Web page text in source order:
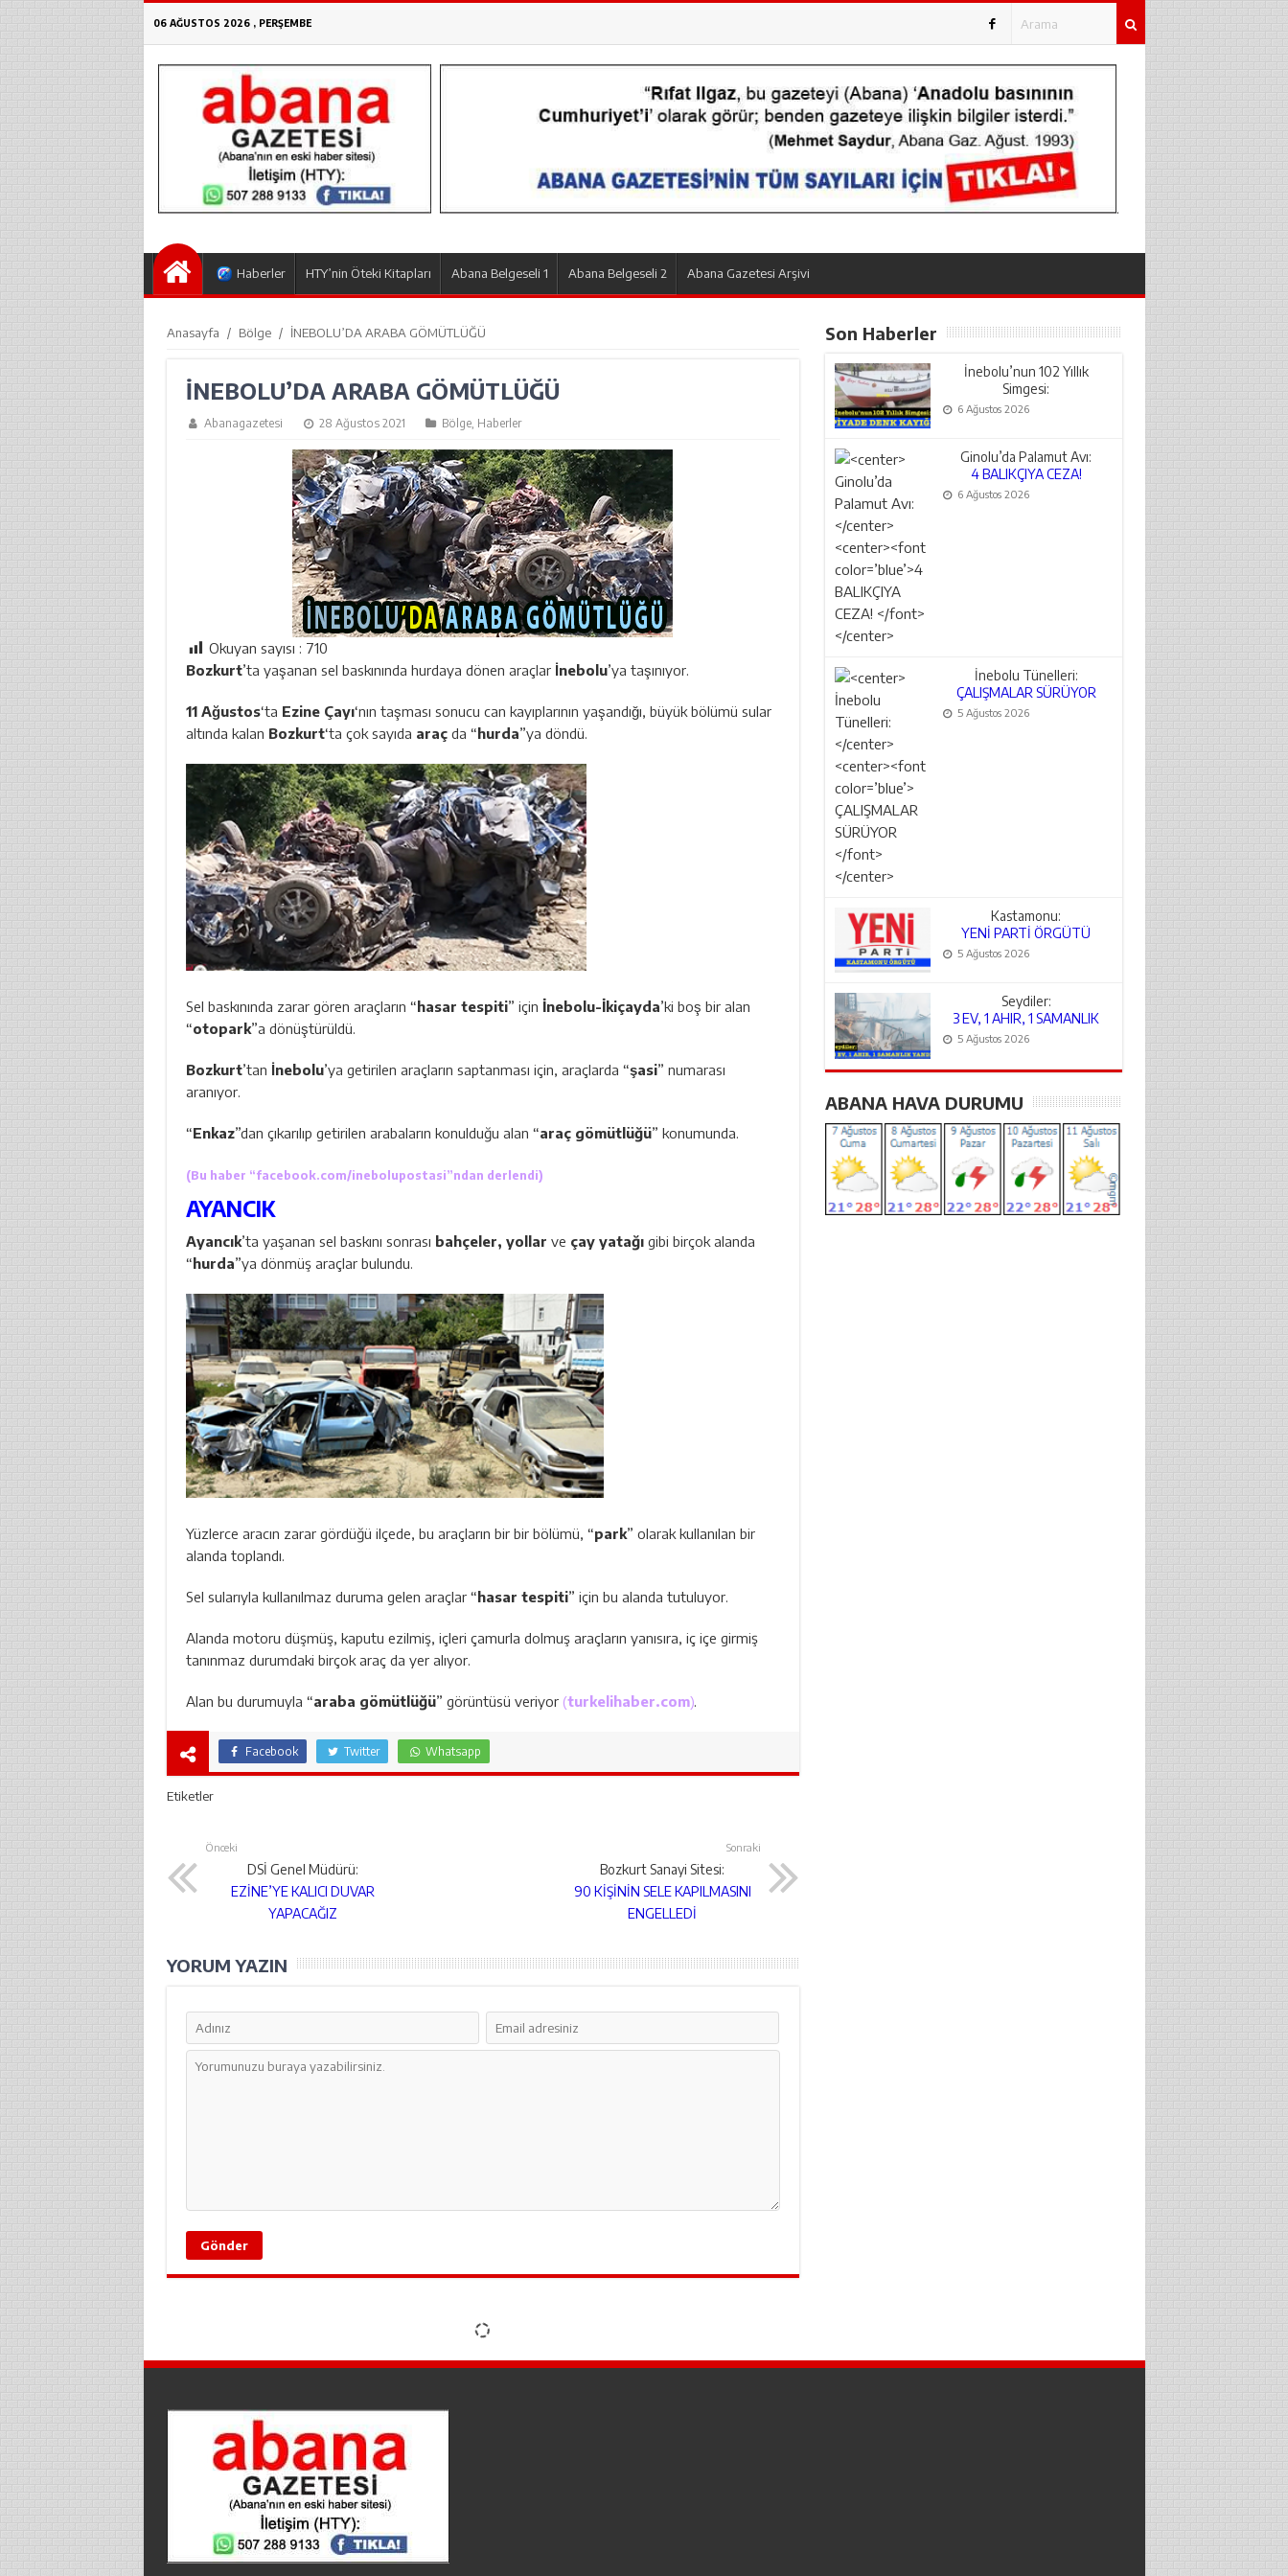
06 AĞUSTOS 2026 , PERŞEMBE
.
Haberler HTY’nin Öteki Kitapları Abana Belgeseli 1 Abana Belgeseli 2 Abana Gazetesi Arşivi
Anasayfa / Bölge / İNEBOLU’DA ARABA GÖMÜTLÜĞÜ
İNEBOLU’DA ARABA GÖMÜTLÜĞÜ
Abanagazetesi 28 Ağustos 2021 Bölge, Haberler
Okuyan sayısı : 710
Bozkurt’ta yaşanan sel baskınında hurdaya dönen araçlar İnebolu’ya taşınıyor.
11 Ağustos‘ta Ezine Çayı‘nın taşması sonucu can kayıplarının yaşandığı, büyük bölümü sular
altında kalan Bozkurt‘ta çok sayıda araçda “hurda”ya döndü.
Sel baskınında zarar gören araçların “ hasar tespiti” için İnebolu-İkiçayda’ki boş bir alan
“otopark”a dönüştürüldü.
Bozkurt’tan İnebolu’ya getirilen araçların saptanması için, araçlarda “şasi” numarası
aranıyor.
“Enkaz”dan çıkarılıp getirilen arabaların konulduğu alan “araç gömütlüğü” konumunda.
(Bu haber “facebook.com/inebolupostasi”ndan derlendi)
AYANCIK
Ayancık’ta yaşanan sel baskını sonrası bahçeler, yollar ve çay yatağıgibi birçok alanda
“ hurda”ya dönmüş araçlar bulundu.
Yüzlerce aracın zarar gördüğü ilçede, bu araçların bir bir bölümü, “park” olarak kullanılan bir
alanda toplandı.
Sel sularıyla kullanılmaz duruma gelen araçlar “hasar tespiti” için bu alanda tutuluyor.
Alanda motoru düşmüş, kaputu ezilmiş, içleri çamurla dolmuş araçların yanısıra, iç içe girmiş
tanınmaz durumdaki birçok araç da yer alıyor.
Alan bu durumuyla “araba gömütlüğü” görüntüsü veriyor (turkelihaber.com).
Facebook Twitter Whatsapp
Etiketler
Önceki
DSİ Genel Müdürü:
EZİNE’YE KALICI DUVAR
YAPACAĞIZ
Sonraki
Bozkurt Sanayi Sitesi:
90 KİŞİNİN SELE KAPILMASINI
ENGELLEDİ
YORUM YAZIN
Son Haberler
İnebolu’nun 102 Yıllık
Simgesi:
PİYADE DENK KAYIĞI
6 Ağustos 2026
Ginolu’da Palamut Avı:
4 BALIKÇIYA CEZA!
6 Ağustos 2026
İnebolu Tünelleri:
ÇALIŞMALAR SÜRÜYOR
5 Ağustos 2026
Kastamonu:
YENİ PARTİ ÖRGÜTÜ
AÇIKLANDI
5 Ağustos 2026
Seydiler:
3 EV, 1 AHIR, 1 SAMANLIK
YANDI
5 Ağustos 2026
ABANA HAVA DURUMU